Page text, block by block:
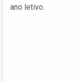
ano letivo.